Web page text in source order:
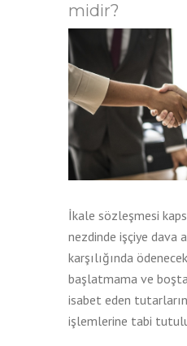
midir?
İkale sözleşmesi
nezdinde işçiye dava
karşılığında
başlatmama ve
isabet eden
işlemlerine tabi